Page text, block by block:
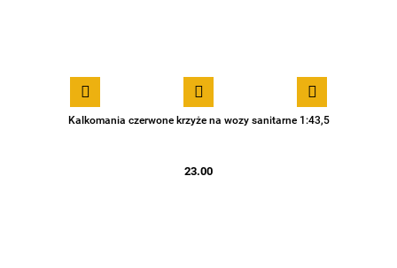
Kalkomania czerwone krzyże na wozy sanitarne 1:43,5
23.00